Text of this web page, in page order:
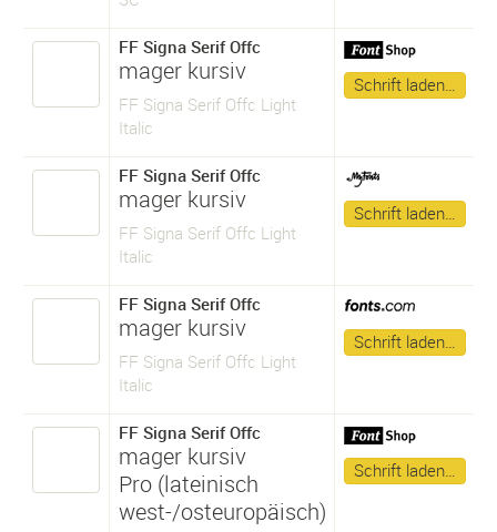
FF Signa Serif Offc
mager kursiv
FF Signa Serif Offc Light
Italic
Schrift laden…
FF Signa Serif Offc
mager kursiv
FF Signa Serif Offc Light
Italic
Schrift laden…
FF Signa Serif Offc
mager kursiv
FF Signa Serif Offc Light
Italic
Schrift laden…
FF Signa Serif Offc
mager kursiv
Pro (lateinisch
west-/osteuropäisch)
Schrift laden…